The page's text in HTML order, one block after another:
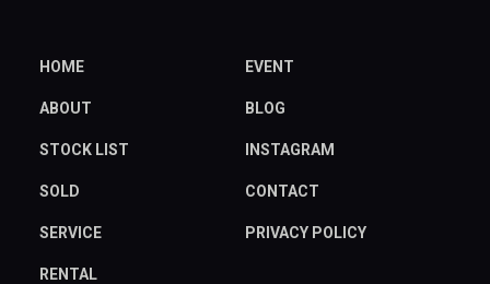
HOME
ABOUT
STOCK LIST
SOLD
SERVICE
RENTAL
EVENT
BLOG
INSTAGRAM
CONTACT
PRIVACY POLICY